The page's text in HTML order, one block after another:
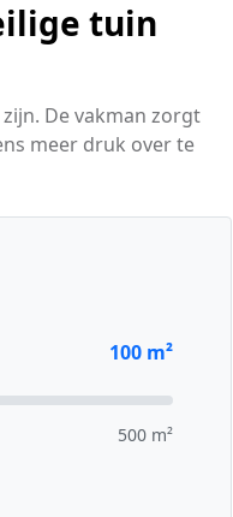
tuin
De vakman zorgt
meer druk over te
100 m²
500 m²